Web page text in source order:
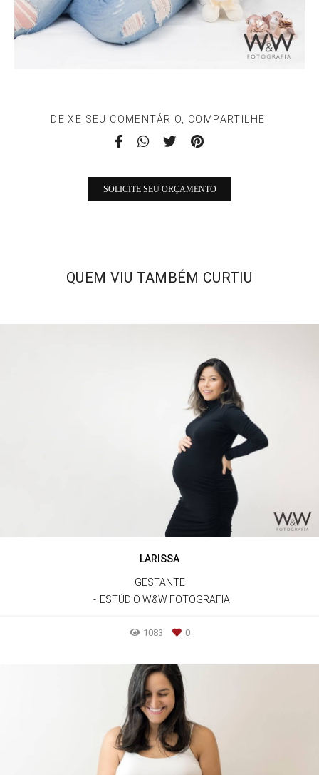
DEIXE SEU COMENTÁRIO, COMPARTILHE!
SOLICITE SEU ORÇAMENTO
QUEM VIU TAMBÉM CURTIU
LARISSA
GESTANTE
ESTÚDIO W&W FOTOGRAFIA
1083 0